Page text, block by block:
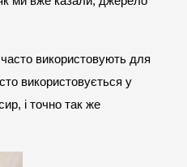
використовують для
використовується у
і точно так же